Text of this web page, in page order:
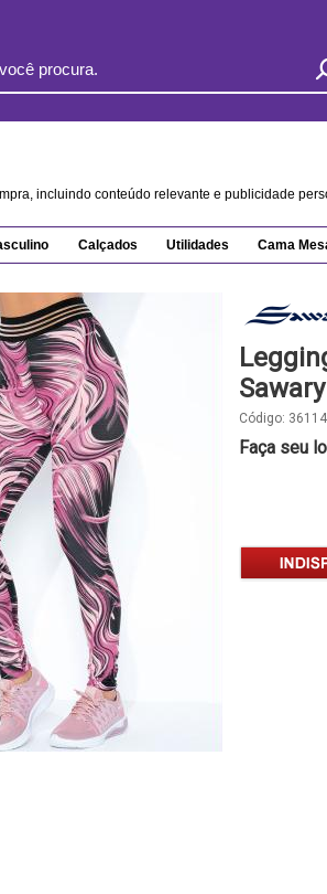
incluindo conteúdo relevante e publicidade
Calçados Utilidades Cama
Código:
Faça seu